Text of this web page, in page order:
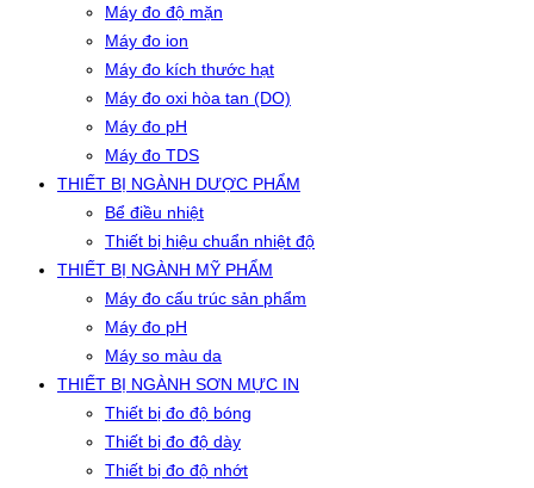
Máy đo độ mặn
Máy đo ion
Máy đo kích thước hạt
Máy đo oxi hòa tan (DO)
Máy đo pH
Máy đo TDS
THIẾT BỊ NGÀNH DƯỢC PHẨM
Bể điều nhiệt
Thiết bị hiệu chuẩn nhiệt độ
THIẾT BỊ NGÀNH MỸ PHẨM
Máy đo cấu trúc sản phẩm
Máy đo pH
Máy so màu da
THIẾT BỊ NGÀNH SƠN MỰC IN
Thiết bị đo độ bóng
Thiết bị đo độ dày
Thiết bị đo độ nhớt